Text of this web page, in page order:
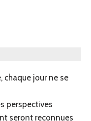
chaque jour ne se
perspectives
seront reconnues